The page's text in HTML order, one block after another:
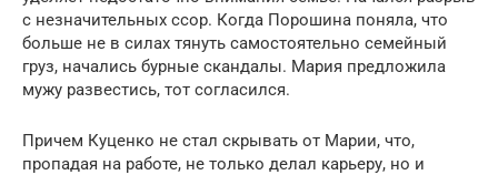
с незначительных ссор. Когда Порошина поняла, что
больше не в силах тянуть самостоятельно семейный
груз, начались бурные скандалы. Мария предложила
мужу развестись, тот согласился.
Причем Куценко не стал скрывать от Марии, что,
пропадая на работе, не только делал карьеру, но и